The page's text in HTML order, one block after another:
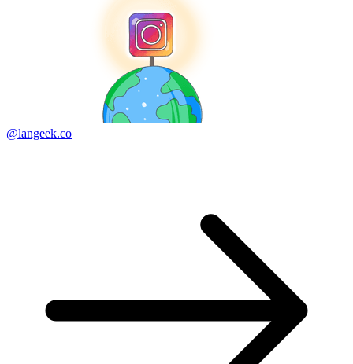
@langeek.co